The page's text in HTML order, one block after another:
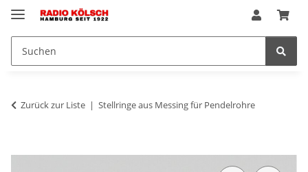
Zurück zur Liste Stellringe aus Messing für Pendelrohre